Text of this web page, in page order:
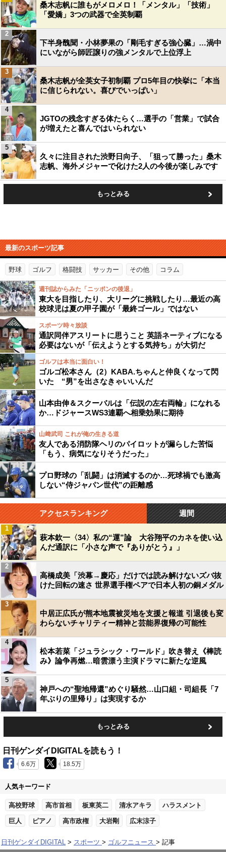
桑木志帆に誰もがメロメロ！「メンタル」「技術」
「愛嬌」3つの武器で全英制覇
下半身醜聞・小林夢果の「剛毛すぎる強心臓」…渦中
にいながら師匠譲りの強メンタルで上位浮上
2
桑木志帆が全英女子初制覇 プロ5年目の快挙に「本当
に信じられない。喜びでいっぱい」
3
JGTOの残念すぎる体たらく…選手の「営業」で試合
が増えたと喜んではいられない
4
久々に注目された渋野日向子、「狙って勝った」桑木
志帆、海外メジャーで化けた2人の今後が楽しみです
5
もっとみる
最新のスポーツ記事
野球 ゴルフ 格闘技 サッカー その他 コラム
週刊誌からみた「ニッポンの後退」
東大を目指したり、大リーグに挑戦したり…最近の高
校球児は夏の甲子園が「最終ゴール」ではない
スポーツ時々放談
通訳同伴アスリートに思うこと 英語ネーティブになる
必要はないが「伝えようとする気持ち」が大切だ
ゴルフは本当に面白い！
ゴルゴ松本さん（2）KABA.ちゃんと仲良くなって閃
いた “男”を出さなきゃいいんだ
山本由伸＆スクーバルは「伝説の左右両輪」になれる
か…ドジャースWS3連覇へ相乗効果に期待
山﨑武司 これが俺の生きる道
友人である消防隊ヘリのパイロットが漏らした苦悩
「もう、病気になりそうだった」
プロ野球の「乱闘」は消滅するのか…死球禍でも激高
しない“侍ジャパン世代”の距離感
アクセスランキング 週間
萩本欽一〈34〉私の“運”論 大谷翔平のカネを使い込
んだ通訳に「小さな声で『ありがとう』」
1
高橋成美「渋幕→慶応」だけでは読み解けないズバ抜
けた回転の速さ 世界選手権ペアで日本人初の銅メダル
2
中居正広氏が熊本地震被災地を支援と報道 引退後も変
わらないチャリティー精神と芸能界復帰の可能性
3
松本若菜「ジュラシック・ワールド」吹き替え《棒読
み》論争再燃…暗雲漂う主演ドラマに新たな逆風
4
神戸への“聖地帰還”めぐり騒然…山口組・司組長「7
年ぶりの里帰り」は実現するか
5
もっとみる
日刊ゲンダイDIGITALを読もう！
6.6万 18.5万
人気キーワード
高校野球 高市首相 板東英二 清水アキラ ハラスメント
巨人 ピアノ 高市政権 大岩剛 広末涼子
日刊ゲンダイDIGITAL スポーツ ゴルフニュース 記事